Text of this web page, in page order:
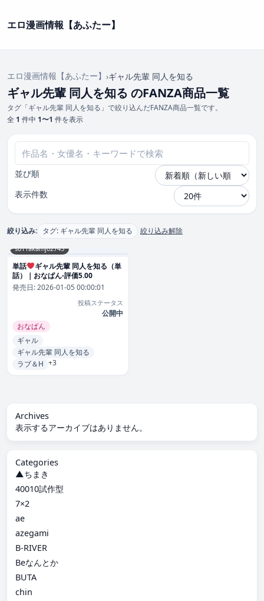
エロ漫画情報【あふたー】
エロ漫画情報【あふたー】 ›ギャル先輩 同人を知る
ギャル先輩 同人を知る のFANZA商品一覧
タグ「ギャル先輩 同人を知る」で絞り込んだFANZA商品一覧です。
全 1 件中 1〜1 件を表示
並び順
表示件数
絞り込み: タグ: ギャル先輩 同人を知る 絞り込み解除
s011akamj02745
単話
ギャル先輩 同人を知る（単
話）｜おなぱん-評価5.00
発売日:2026-01-05 00:00:01
投稿ステータス
公開中
おなぱん
ギャル
ギャル先輩 同人を知る
ラブ＆H +3
Archives
表示するアーカイブはありません。
Categories
▲ちまき
40010試作型
7×2
ae
azegami
B-RIVER
Beなんとか
BUTA
chin